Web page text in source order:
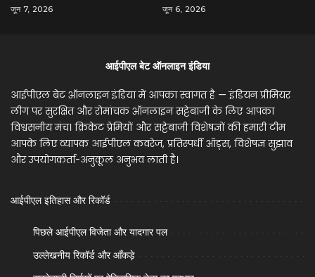
जून 7, 2026 जून 6, 2026
आईपीएल बेट ऑनलाइन इंडिया
आईपीएल बेट ऑनलाइन इंडिया में आपका स्वागत है — इंडियन प्रीमियर
लीग पर सुरक्षित और रोमांचक ऑनलाइन सट्टेबाजी के लिए आपका
विश्वसनीय मंच। क्रिकेट प्रेमियों और सट्टेबाजी विशेषज्ञों की हमारी टीम
आपके लिए व्यापक आईपीएल कवरेज, प्रतिस्पर्धी ऑड्स, विशेषज्ञ सुझाव
और उपयोगकर्ता-अनुकूल अनुभव लाती है।
आईपीएल इतिहास और रिकॉर्ड
पिछले आईपीएल विजेता और यादगार पल
उल्लेखनीय रिकॉर्ड और आँकड़े